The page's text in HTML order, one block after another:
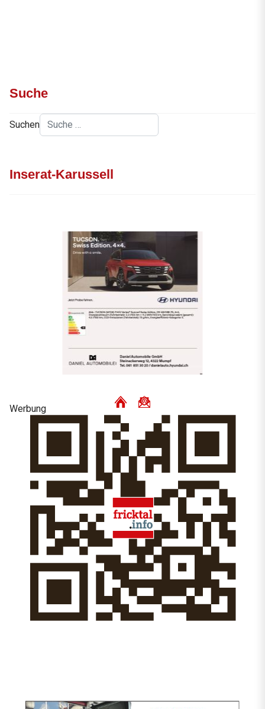
Suche
Suchen
Inserat-Karussell
Werbung